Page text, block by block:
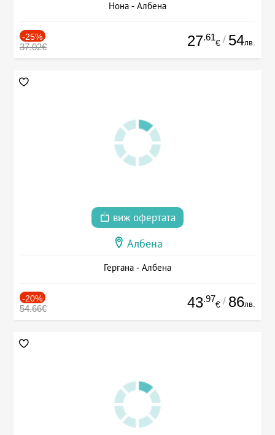
Нона - Албена
-25%
37.02€ 27.61
€ / 54лв.
виж офертата
Албена
Гергана - Албена
-20%
54.66€ 43.97
€ / 86лв.